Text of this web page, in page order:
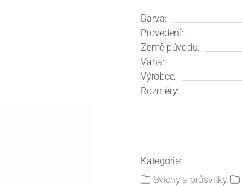
Barva:
Provedení:
Země původu:
Váha:
Výrobce:
Rozměry:
Kategorie:
Svícny a průsvitky